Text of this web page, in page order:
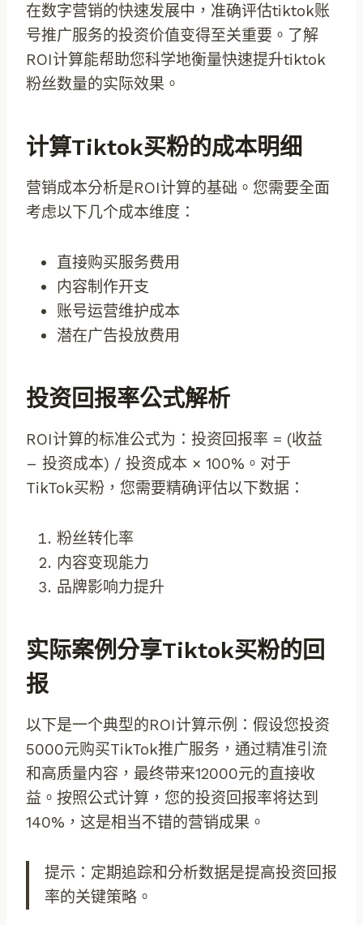
在数字营销的快速发展中，准确评估tiktok账
号推广服务的投资价值变得至关重要。了解
ROI计算能帮助您科学地衡量快速提升tiktok
粉丝数量的实际效果。
计算tiktok买粉的成本明细
营销成本分析是ROI计算的基础。您需要全面
考虑以下几个成本维度：
直接购买服务费用
内容制作开支
账号运营维护成本
潜在广告投放费用
投资回报率公式解析
ROI计算的标准公式为：投资回报率 = (收益
– 投资成本) / 投资成本 × 100%。对于
TikTok买粉，您需要精确评估以下数据：
粉丝转化率
内容变现能力
品牌影响力提升
实际案例分享tiktok买粉的回
报
以下是一个典型的ROI计算示例：假设您投资
5000元购买TikTok推广服务，通过精准引流
和高质量内容，最终带来12000元的直接收
益。按照公式计算，您的投资回报率将达到
140%，这是相当不错的营销成果。
提示：定期追踪和分析数据是提高投资回报
率的关键策略。